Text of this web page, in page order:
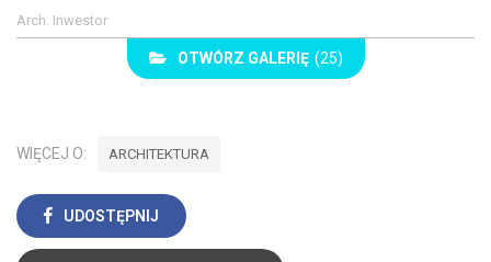
Arch. Inwestor
OTWÓRZ GALERIĘ (25)
WIĘCEJ O: ARCHITEKTURA
UDOSTĘPNIJ